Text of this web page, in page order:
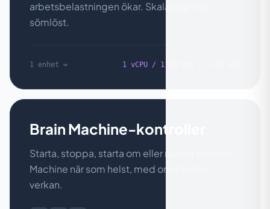
arbetsbelastningen ökar. Skala upp helt
sömlöst.
1 enhet = 1 vCPU / 1 GB RAM / 5 GB SSD
Brain Machine-kontroller
Starta, stoppa, starta om eller radera din Brain
Machine när som helst, med omedelbar
verkan.